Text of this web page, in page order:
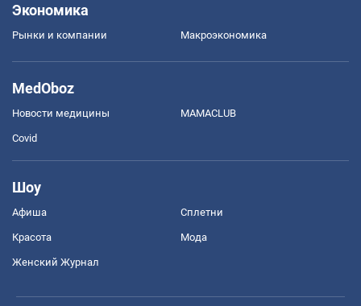
Экономика
Рынки и компании Mакроэкономика
MedOboz
Новости медицины MAMACLUB
Covid
Шоу
Афиша Сплетни
Красота Мода
Женский Журнал